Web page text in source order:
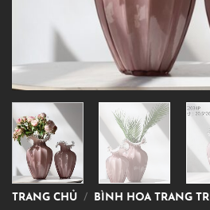
TRANG CHỦ / BÌNH HOA TRANG TRÍ